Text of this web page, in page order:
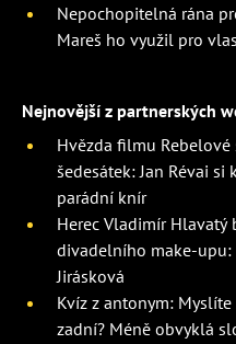
Nepochopitelná rána
Mareš ho využil pro
Nejnovější z partnerských
Hvězda filmu
šedesátek: Jan Révai
parádní knír
Herec Vladimír Hlavatý
divadelního make-upu:
Jirásková
Kvíz z antonym:
zadní? Méně obvyklá